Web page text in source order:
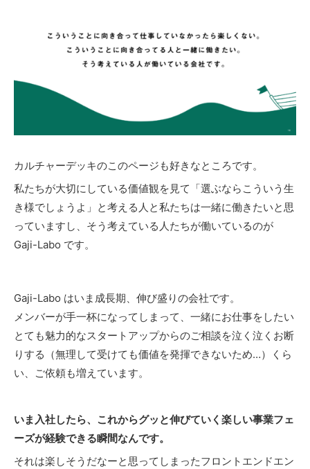
カルチャーデッキのこのページも好きなところです。
私たちが大切にしている価値観を見て「選ぶならこういう生
き様でしょうよ」と考える人と私たちは一緒に働きたいと思
っていますし、そう考えている人たちが働いているのが
Gaji-Labo です。
Gaji-Labo はいま成長期、伸び盛りの会社です。
メンバーが手一杯になってしまって、一緒にお仕事をしたい
とても魅力的なスタートアップからのご相談を泣く泣くお断
りする（無理して受けても価値を発揮できないため…）くら
い、ご依頼も増えています。
いま入社したら、これからグッと伸びていく楽しい事業フェ
ーズが経験できる瞬間なんです。
それは楽しそうだなーと思ってしまったフロントエンドエン